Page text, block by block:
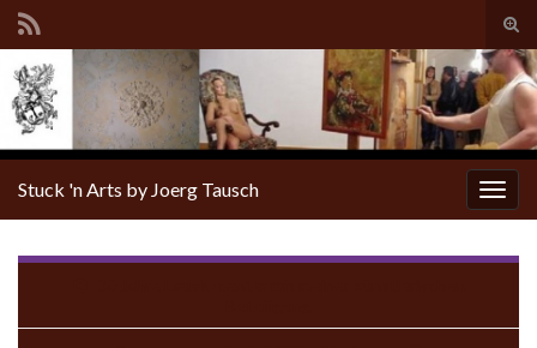
Stuck 'n Arts by Joerg Tausch